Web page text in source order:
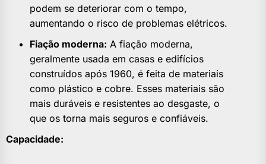
podem se deteriorar com o tempo,
aumentando o risco de problemas elétricos.
Fiação moderna: A fiação moderna,
geralmente usada em casas e edifícios
construídos após 1960, é feita de materiais
como plástico e cobre. Esses materiais são
mais duráveis e resistentes ao desgaste, o
que os torna mais seguros e confiáveis.
Capacidade: